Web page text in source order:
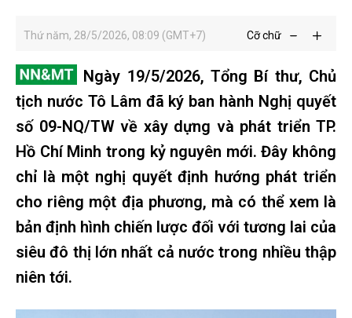
Thứ năm, 28/5/2026, 08:09 (GMT+7) Cỡ chữ
Ngày 19/5/2026, Tổng Bí thư, Chủ
tịch nước Tô Lâm đã ký ban hành Nghị quyết
số 09-NQ/TW về xây dựng và phát triển TP.
Hồ Chí Minh trong kỷ nguyên mới. Đây không
chỉ là một nghị quyết định hướng phát triển
cho riêng một địa phương, mà có thể xem là
bản định hình chiến lược đối với tương lai của
siêu đô thị lớn nhất cả nước trong nhiều thập
niên tới.